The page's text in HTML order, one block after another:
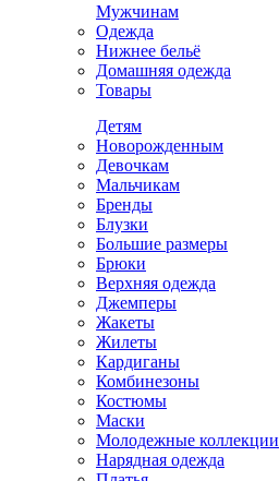
Мужчинам
Одежда
Нижнее бельё
Домашняя одежда
Товары
Детям
Новорожденным
Девочкам
Мальчикам
Бренды
Блузки
Большие размеры
Брюки
Верхняя одежда
Джемперы
Жакеты
Жилеты
Кардиганы
Комбинезоны
Костюмы
Маски
Молодежные коллекции
Нарядная одежда